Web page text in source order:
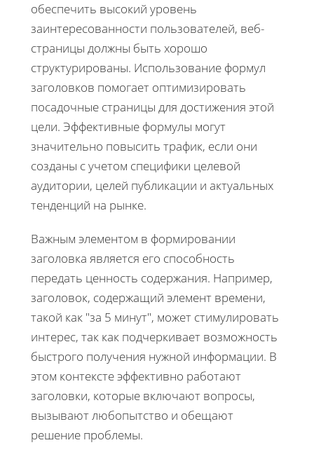
обеспечить высокий уровень
заинтересованности пользователей, веб-
страницы должны быть хорошо
структурированы. Использование формул
заголовков помогает оптимизировать
посадочные страницы для достижения этой
цели. Эффективные формулы могут
значительно повысить трафик, если они
созданы с учетом специфики целевой
аудитории, целей публикации и актуальных
тенденций на рынке.
Важным элементом в формировании
заголовка является его способность
передать ценность содержания. Например,
заголовок, содержащий элемент времени,
такой как "за 5 минут", может стимулировать
интерес, так как подчеркивает возможность
быстрого получения нужной информации. В
этом контексте эффективно работают
заголовки, которые включают вопросы,
вызывают любопытство и обещают
решение проблемы.